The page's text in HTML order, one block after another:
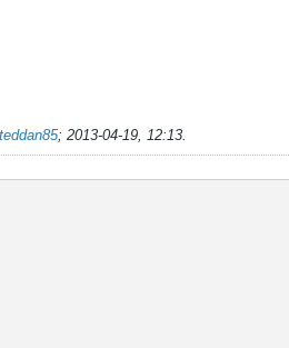
teddan85; 2013-04-19, 12:13.